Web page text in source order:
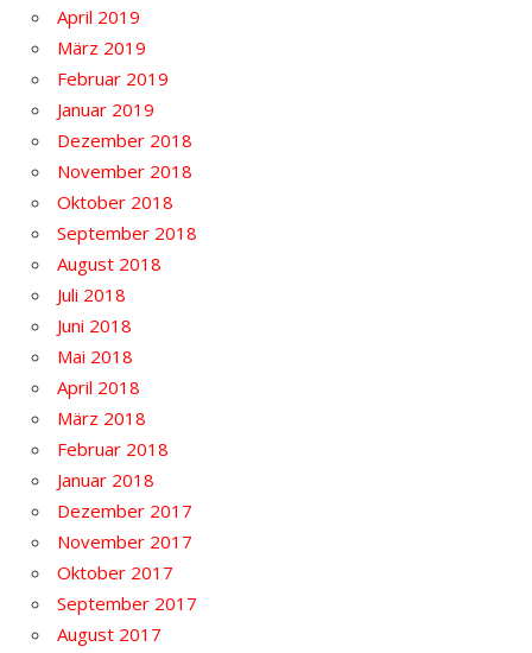
April 2019
März 2019
Februar 2019
Januar 2019
Dezember 2018
November 2018
Oktober 2018
September 2018
August 2018
Juli 2018
Juni 2018
Mai 2018
April 2018
März 2018
Februar 2018
Januar 2018
Dezember 2017
November 2017
Oktober 2017
September 2017
August 2017